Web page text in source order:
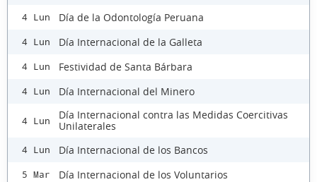
4 Lun Día de la Odontología Peruana
4 Lun Día Internacional de la Galleta
4 Lun Festividad de Santa Bárbara
4 Lun Día Internacional del Minero
4 Lun
Día Internacional contra las Medidas Coercitivas
Unilaterales
4 Lun Día Internacional de los Bancos
5 Mar Día Internacional de los Voluntarios